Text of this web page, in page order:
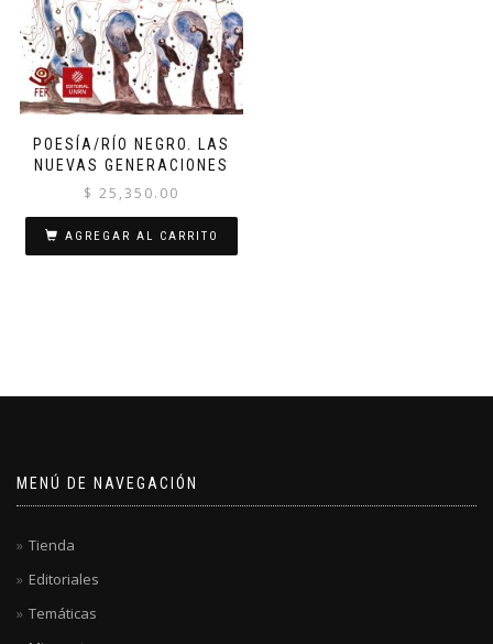
POESÍA/RÍO NEGRO. LAS
NUEVAS GENERACIONES
$ 25,350.00
AGREGAR AL CARRITO
MENÚ DE NAVEGACIÓN
Tienda
Editoriales
Temáticas